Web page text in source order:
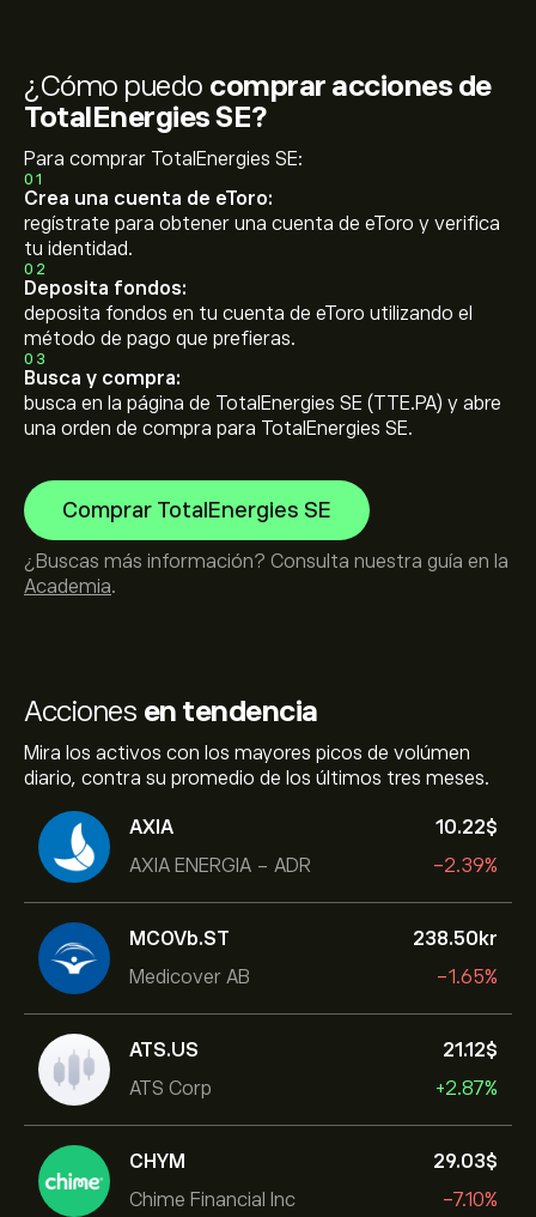
Acciones en tendencia
Mira los activos con los mayores picos de volúmen
diario, contra su promedio de los últimos tres meses.
AXIA
AXIA ENERGIA - ADR
10.22‎$‎
-2.39%
MCOVb.ST
Medicover AB
238.50‎kr‎
-1.65%
ATS.US
ATS Corp
21.12‎$‎
+2.87%
CHYM
Chime Financial Inc
29.03‎$‎
-7.10%
¿Cómo puedo comprar acciones de
TotalEnergies SE?
Para comprar TotalEnergies SE:
01
Crea una cuenta de eToro:
regístrate para obtener una cuenta de eToro y verifica
tu identidad.
02
Deposita fondos:
deposita fondos en tu cuenta de eToro utilizando el
método de pago que prefieras.
03
Busca y compra:
busca en la página de TotalEnergies SE (TTE.PA) y abre
una orden de compra para TotalEnergies SE.
Comprar TotalEnergies SE
¿Buscas más información? Consulta nuestra guía en la
Academia.